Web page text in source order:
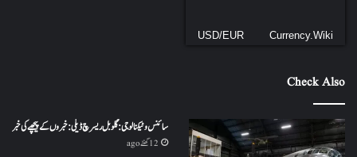
USD/EUR Currency.Wiki
Check Also
سائنس و ٹیکنالوجی: گلوبل ریسرچ ڈیلی: خبروں کے پیچھے کی خبر
12 گھنٹے ago